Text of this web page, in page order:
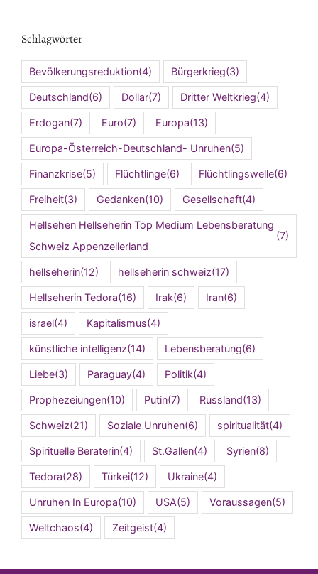
Schlagwörter
Bevölkerungsreduktion(4) Bürgerkrieg(3)
Deutschland(6) Dollar(7) Dritter Weltkrieg(4)
Erdogan(7) Euro(7) Europa(13)
Europa-Österreich-Deutschland- Unruhen(5)
Finanzkrise(5) Flüchtlinge(6) Flüchtlingswelle(6)
Freiheit(3) Gedanken(10) Gesellschaft(4)
Hellsehen Hellseherin Top Medium Lebensberatung
Schweiz Appenzellerland
(7)
hellseherin(12) hellseherin schweiz(17)
Hellseherin Tedora(16) Irak(6) Iran(6)
israel(4) Kapitalismus(4)
künstliche intelligenz(14) Lebensberatung(6)
Liebe(3) Paraguay(4) Politik(4)
Prophezeiungen(10) Putin(7) Russland(13)
Schweiz(21) Soziale Unruhen(6) spiritualität(4)
Spirituelle Beraterin(4) St.Gallen(4) Syrien(8)
Tedora(28) Türkei(12) Ukraine(4)
Unruhen In Europa(10) USA(5) Voraussagen(5)
Weltchaos(4) Zeitgeist(4)